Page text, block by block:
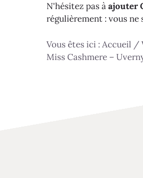
N'hésitez pas àajouter
régulièrement : vous ne
Vous êtes ici : Accueil /
Miss Cashmere –